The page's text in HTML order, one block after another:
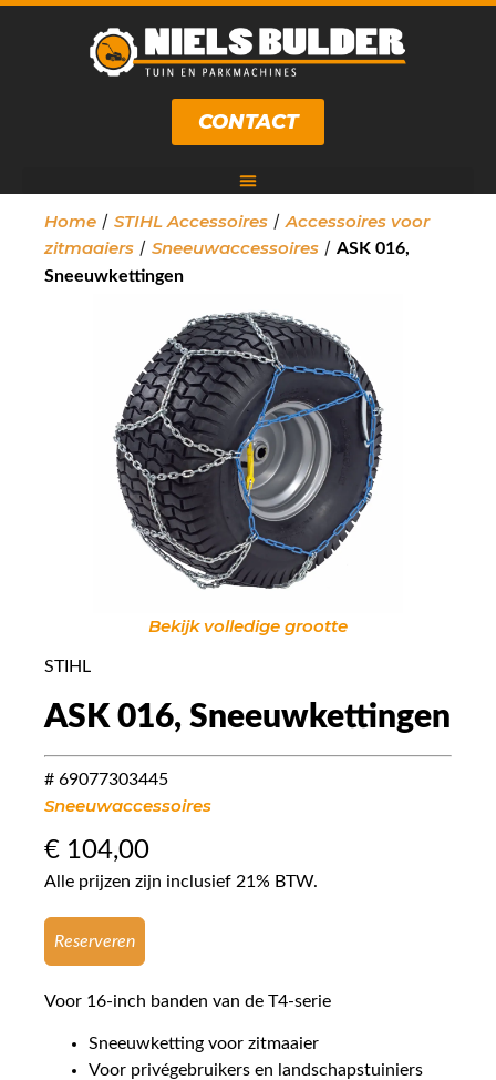
CONTACT
Home / STIHL Accessoires / Accessoires voor
zitmaaiers / Sneeuwaccessoires / ASK 016,
Sneeuwkettingen
Bekijk volledige grootte
STIHL
ASK 016, Sneeuwkettingen
# 69077303445
Sneeuwaccessoires
€ 104,00
Alle prijzen zijn inclusief 21% BTW.
Reserveren
Voor 16-inch banden van de T4-serie
Sneeuwketting voor zitmaaier
Voor privégebruikers en landschapstuiniers